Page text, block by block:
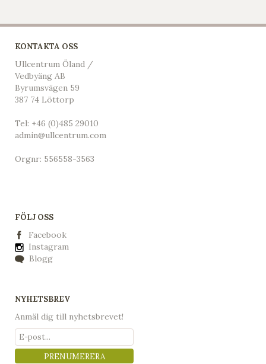
KONTAKTA OSS
Ullcentrum Öland /
Vedbyäng AB
Byrumsvägen 59
387 74 Löttorp
Tel: +46 (0)485 29010
admin@ullcentrum.com
Orgnr: 556558-3563
FÖLJ OSS
Facebook
Instagram
Blogg
NYHETSBREV
Anmäl dig till nyhetsbrevet!
PRENUMERERA